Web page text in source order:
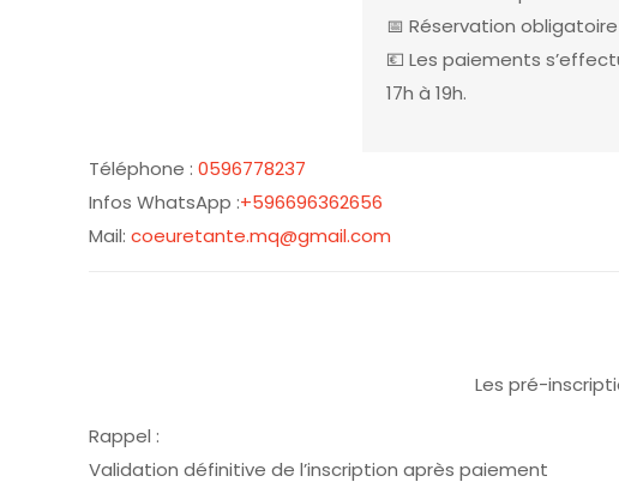
📅 Réservation
💶 Les paiements
17h à 19h.
Téléphone :0596778237
Infos WhatsApp :+596696362656
Mail:coeuretante.mq@gmail.com
Les pré-
Rappel :
Validation définitive de l’inscription après paiement